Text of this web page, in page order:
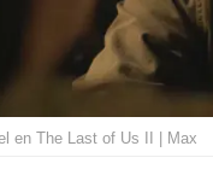
en The Last of Us II | Max